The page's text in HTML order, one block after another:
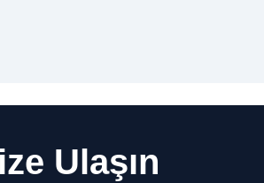
Ulaşın